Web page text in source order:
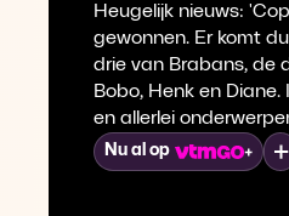
Heugelijk nieuws:
gewonnen. Er komt
drie van Brabans, de
Bobo, Henk en
en allerlei
Nu al op